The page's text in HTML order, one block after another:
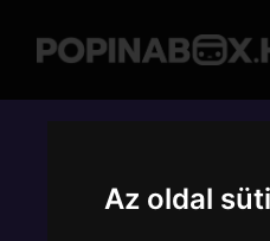
Az oldal
POP IN